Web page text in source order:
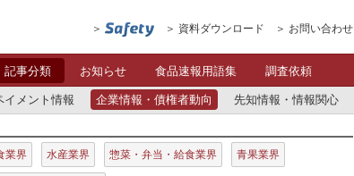
資料ダウンロード お問い合わせ
記事分類 お知らせ 食品速報用語集 調査依頼
イメント情報 企業情報・債権者動向 先知情報・情報関心
業界 水産業界 惣菜・弁当・給食業界 青果業界